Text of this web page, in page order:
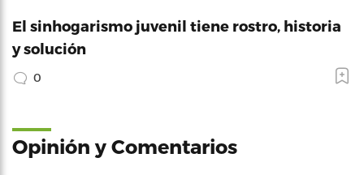
El sinhogarismo juvenil tiene rostro, historia
y solución
0
Opinión y Comentarios